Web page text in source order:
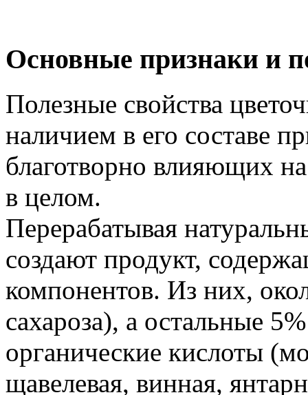
Основные признаки и
Полезные свойства
наличием в его составе
благотворно влияющих
в целом.
Перерабатывая
создают продукт,
компонентов. Из них,
сахароза), а остальные
органические кислоты
щавелевая, винная,